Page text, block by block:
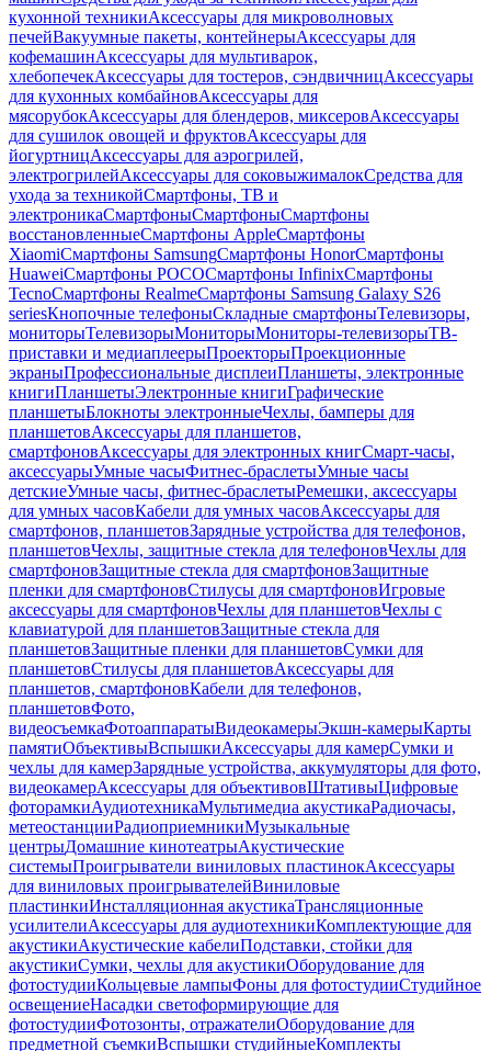
кухонной техникиАксессуары для микроволновых
печейВакуумные пакеты, контейнерыАксессуары для
кофемашинАксессуары для мультиварок,
хлебопечекАксессуары для тостеров, сэндвичницАксессуары
для кухонных комбайновАксессуары для
мясорубокАксессуары для блендеров, миксеровАксессуары
для сушилок овощей и фруктовАксессуары для
йогуртницАксессуары для аэрогрилей,
электрогрилейАксессуары для соковыжималокСредства для
ухода за техникойСмартфоны, ТВ и
электроникаСмартфоныСмартфоныСмартфоны
восстановленныеСмартфоны AppleСмартфоны
XiaomiСмартфоны SamsungСмартфоны HonorСмартфоны
HuaweiСмартфоны POCOСмартфоны InfinixСмартфоны
TecnoСмартфоны RealmeСмартфоны Samsung Galaxy S26
seriesКнопочные телефоныСкладные смартфоныТелевизоры,
мониторыТелевизорыМониторыМониторы-телевизорыТВ-
приставки и медиаплеерыПроекторыПроекционные
экраныПрофессиональные дисплеиПланшеты, электронные
книгиПланшетыЭлектронные книгиГрафические
планшетыБлокноты электронныеЧехлы, бамперы для
планшетовАксессуары для планшетов,
смартфоновАксессуары для электронных книгСмарт-часы,
аксессуарыУмные часыФитнес-браслетыУмные часы
детскиеУмные часы, фитнес-браслетыРемешки, аксессуары
для умных часовКабели для умных часовАксессуары для
смартфонов, планшетовЗарядные устройства для телефонов,
планшетовЧехлы, защитные стекла для телефоновЧехлы для
смартфоновЗащитные стекла для смартфоновЗащитные
пленки для смартфоновСтилусы для смартфоновИгровые
аксессуары для смартфоновЧехлы для планшетовЧехлы с
клавиатурой для планшетовЗащитные стекла для
планшетовЗащитные пленки для планшетовСумки для
планшетовСтилусы для планшетовАксессуары для
планшетов, смартфоновКабели для телефонов,
планшетовФото,
видеосъемкаФотоаппаратыВидеокамерыЭкшн-камерыКарты
памятиОбъективыВспышкиАксессуары для камерСумки и
чехлы для камерЗарядные устройства, аккумуляторы для фото,
видеокамерАксессуары для объективовШтативыЦифровые
фоторамкиАудиотехникаМультимедиа акустикаРадиочасы,
метеостанцииРадиоприемникиМузыкальные
центрыДомашние кинотеатрыАкустические
системыПроигрыватели виниловых пластинокАксессуары
для виниловых проигрывателейВиниловые
пластинкиИнсталляционная акустикаТрансляционные
усилителиАксессуары для аудиотехникиКомплектующие для
акустикиАкустические кабелиПодставки, стойки для
акустикиСумки, чехлы для акустикиОборудование для
фотостудииКольцевые лампыФоны для фотостудииСтудийное
освещениеНасадки светоформирующие для
фотостудииФотозонты, отражателиОборудование для
предметной съемкиВспышки студийныеКомплекты